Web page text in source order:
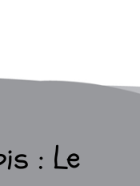
: Le